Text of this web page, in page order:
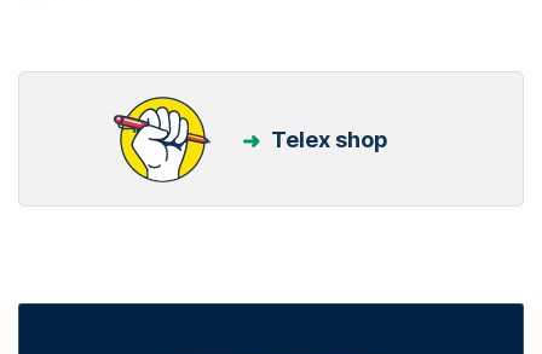
Telex shop